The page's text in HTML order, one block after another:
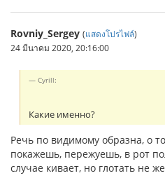
Rovniy_Sergey (แสดงโปรไฟล์)
24 มีนาคม 2020, 20:16:00
Cyrill:
Какие именно?
Речь по видимому образна, о
покажешь, пережуешь, в рот
случае кивает, но глотать не